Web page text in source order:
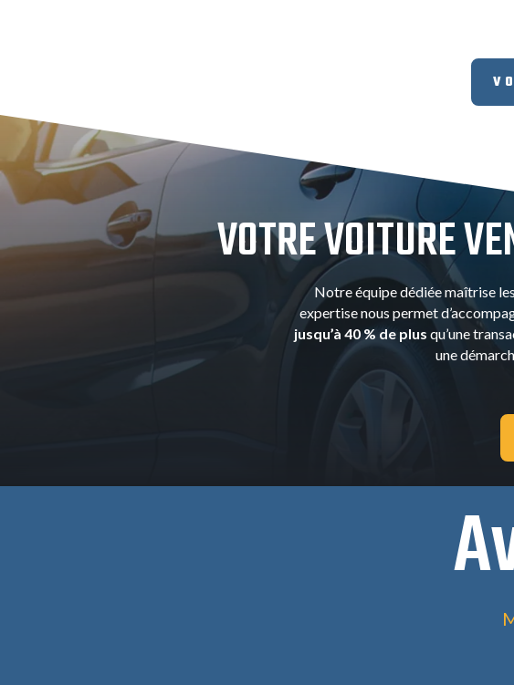
VOTRE VOITURE
Notre équipe dédiée maîtrise
expertise nous permet
jusqu’à 40 % de plus qu’une
une